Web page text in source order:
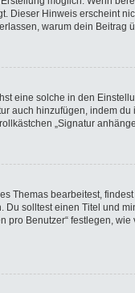
Dieser Hinweis erscheint
warum dein
eine solche in den
auch hinzufügen, indem
„Signatur
Themas bearbeitest,
solltest einen Titel und
pro Benutzer“ festlegen,